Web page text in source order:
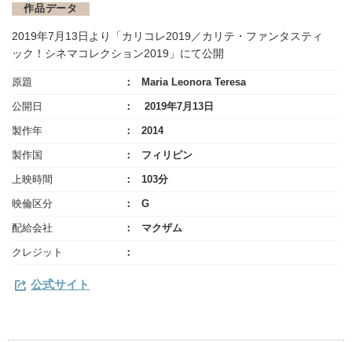
作品データ
2019年7月13日より「カリコレ2019／カリテ・ファンタスティ
ック！シネマコレクション2019」にて公開
原題 Maria Leonora Teresa
公開日 2019年7月13日
製作年 2014
製作国 フィリピン
上映時間 103分
映倫区分 G
配給会社 マクザム
クレジット
公式サイト